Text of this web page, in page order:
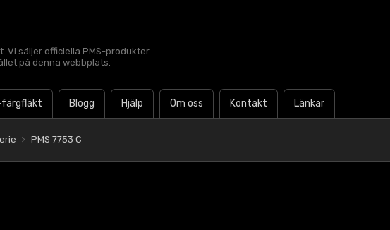
Vi säljer officiella PMS-produkter.
på denna webbplats.
färgfläkt Blogg Hjälp Om oss Kontakt Länkar
PMS 7753 C